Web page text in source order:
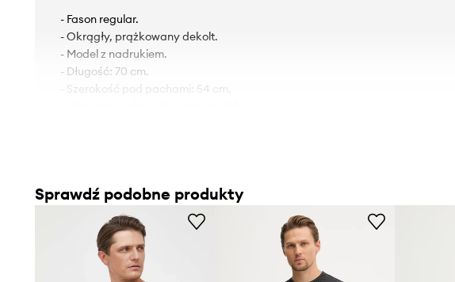
- Fason regular.
- Okrągły, prążkowany dekolt.
- Model z nadrukiem.
- Długość: 70 cm.
- Szerokość pod pachami: 54 cm.
Sprawdź podobne produkty